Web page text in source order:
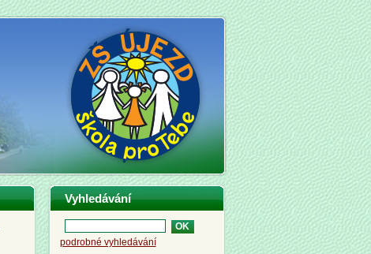
Vyhledávání
podrobné vyhledávání